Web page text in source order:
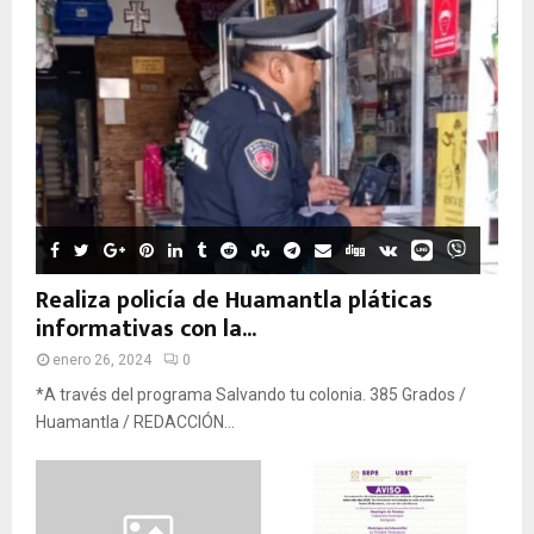
Realiza policía de Huamantla pláticas
informativas con la...
enero 26, 2024 0
*A través del programa Salvando tu colonia. 385 Grados /
Huamantla / REDACCIÓN...